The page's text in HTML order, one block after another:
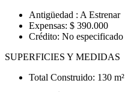
Antigüedad : A Estrenar
Expensas: $ 390.000
Crédito: No especificado
SUPERFICIES Y MEDIDAS
Total Construido: 130 m²